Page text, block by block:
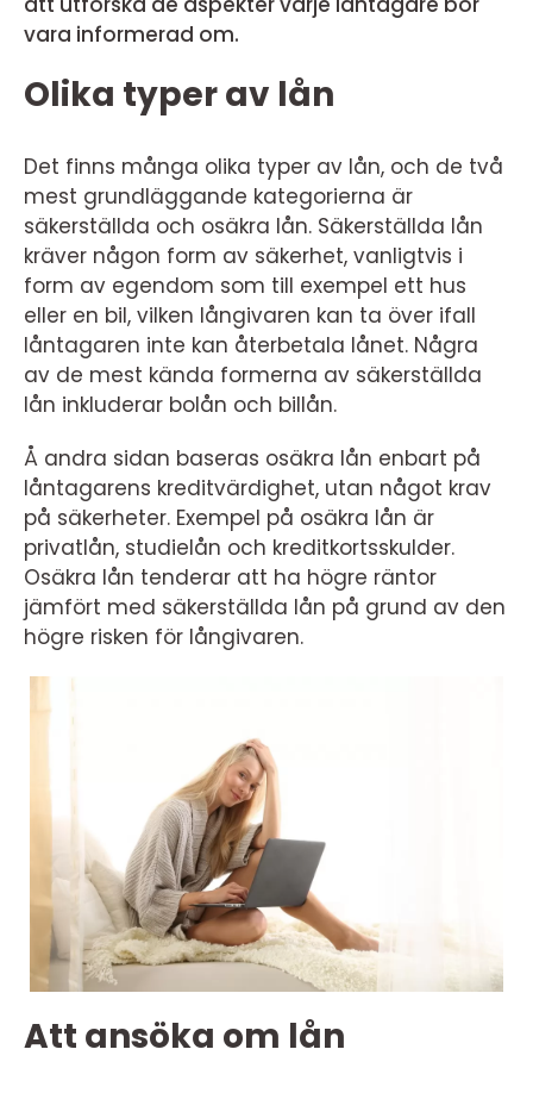
vara informerad om.
Olika typer av lån
Det finns många olika typer av lån, och de två
mest grundläggande kategorierna är
säkerställda och osäkra lån. Säkerställda lån
kräver någon form av säkerhet, vanligtvis i
form av egendom som till exempel ett hus
eller en bil, vilken långivaren kan ta över ifall
låntagaren inte kan återbetala lånet. Några
av de mest kända formerna av säkerställda
lån inkluderar bolån och billån.
Å andra sidan baseras osäkra lån enbart på
låntagarens kreditvärdighet, utan något krav
på säkerheter. Exempel på osäkra lån är
privatlån, studielån och kreditkortsskulder.
Osäkra lån tenderar att ha högre räntor
jämfört med säkerställda lån på grund av den
högre risken för långivaren.
Att ansöka om lån